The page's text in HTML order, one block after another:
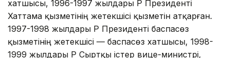
хатшысы, 1996-1997 жылдары ҚР Президенті
Хаттама қызметінің жетекшісі қызметін атқарған.
1997-1998 жылдары ҚР Президенті баспасөз
қызметінің жетекшісі — баспасөз хатшысы, 1998-
1999 жылдары ҚР Сыртқы істер вице-министрі,